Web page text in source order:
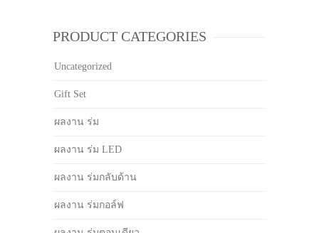
PRODUCT CATEGORIES
Uncategorized
Gift Set
ผลงาน ร่ม
ผลงาน ร่ม LED
ผลงาน ร่มกลับด้าน
ผลงาน ร่มกอล์ฟ